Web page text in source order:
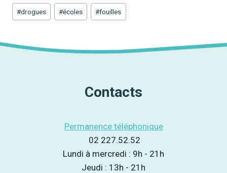
Étiquettes
de
publication :
#drogues #écoles #fouilles
Contacts
Permanence téléphonique
02 227.52.52
Lundi à mercredi : 9h - 21h
Jeudi : 13h - 21h